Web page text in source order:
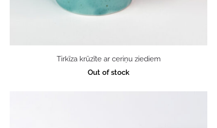
Tirkīza krūzīte ar ceriņu ziediem
Out of stock